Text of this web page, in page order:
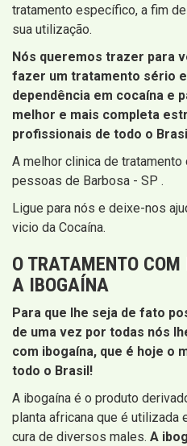
tratamento específico, a fim
sua utilização.
Nós queremos trazer para
fazer um tratamento sério
dependência em cocaína e
melhor e mais completa
profissionais de todo o
A melhor clinica de
pessoas de Barbosa - SP .
Ligue para nós e deixe-nos
vicio da Cocaína.
O TRATAMENTO
A IBOGAÍNA
Para que lhe seja de fato
de uma vez por todas nós
com ibogaína, que é hoje o
todo o Brasil!
A ibogaína é o produto
planta africana que é utilizada
cura de diversos males. A